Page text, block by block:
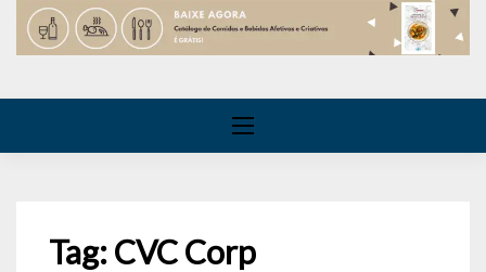
Tag:CVC Corp